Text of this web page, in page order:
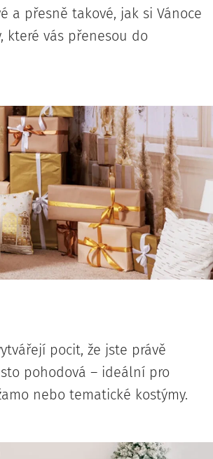
a přesně takové, jak si Vánoce
které vás přenesou do
pocit, že jste právě
pohodová – ideální pro
nebo tematické kostýmy.